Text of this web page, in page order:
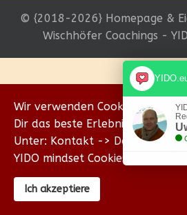
© {2018-2026} Homepage &
Wischhöfer Coachings -
Wir verwenden Cookies, um
Dir das beste Erlebnis auf
Unter: Kontakt -> Datenschutz
YIDO mindset Cookies verwendet.
Ich akzeptiere